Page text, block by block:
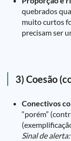
quebrados
muito curtos
precisam ser
3) Coesão
Conectivos
“porém”
Sinal de alerta: